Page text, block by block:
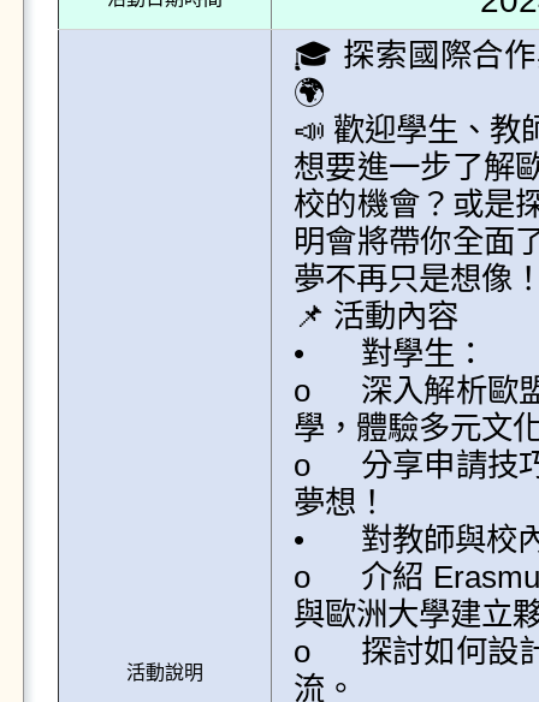
活動說明
🎓 探索國際合
🌍
📣 歡迎學生、教
想要進一步了解
校的機會？或是
明會將帶你全面
夢不再只是想像
📌 活動內容
•	對學生：
o	深入解析歐盟雙聯碩士獎學金，資助你攻讀歐洲頂尖大
學，體驗多元文
o	分享申請技巧與成功案例，幫助你更有信心地實現留學
夢想！
•	對教師與校內同仁：
o	介紹 Erasmus+ 計畫中的國際教育合作項目，助力學校
與歐洲大學建立
o	探討如何設計符合資格的提案，推動國際學術與研究交
流。